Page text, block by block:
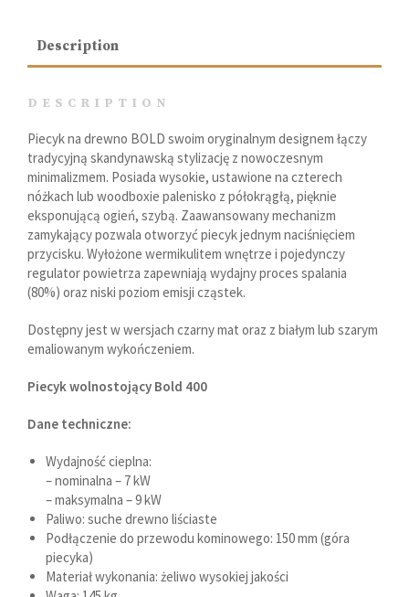
Description
DESCRIPTION
Piecyk na drewno BOLD swoim oryginalnym designem łączy
tradycyjną skandynawską stylizację z nowoczesnym
minimalizmem. Posiada wysokie, ustawione na czterech
nóżkach lub woodboxie palenisko z półokrągłą, pięknie
eksponującą ogień, szybą. Zaawansowany mechanizm
zamykający pozwala otworzyć piecyk jednym naciśnięciem
przycisku. Wyłożone wermikulitem wnętrze i pojedynczy
regulator powietrza zapewniają wydajny proces spalania
(80%) oraz niski poziom emisji cząstek.
Dostępny jest w wersjach czarny mat oraz z białym lub szarym
emaliowanym wykończeniem.
Piecyk wolnostojący Bold 400
Dane techniczne:
Wydajność cieplna:
– nominalna – 7 kW
– maksymalna – 9 kW
Paliwo: suche drewno liściaste
Podłączenie do przewodu kominowego: 150 mm (góra
piecyka)
Materiał wykonania: żeliwo wysokiej jakości